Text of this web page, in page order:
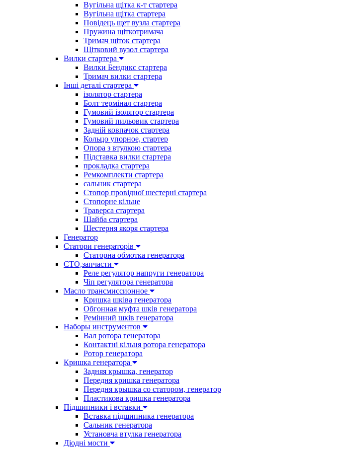
Вугільна щітка к-т стартера
Вугільна щітка стартера
Повідець щет вузла стартера
Пружина щіткотримача
Тримач щіток стартера
Щітковий вузол стартера
Вилки стартера
Вилки Бендикс стартера
Тримач вилки стартера
Інші деталі стартера
ізолятор стартера
Болт термінал стартера
Гумовий ізолятор стартера
Гумовий пильовик стартера
Задній ковпачок стартера
Кольцо упорное, стартер
Опора з втулкою стартера
Підставка вилки стартера
прокладка стартера
Ремкомплекти стартера
сальник стартера
Стопор провідної шестерні стартера
Стопорне кільце
Траверса стартера
Шайба стартера
Шестерня якоря стартера
Генератор
Cтатори генераторів
Статорна обмотка генератора
СТО,запчасти
Реле регулятор напруги генератора
Чіп регулятора генератора
Масло трансмиссионное
Кришка шківа генератора
Обгонная муфта шків генератора
Ремінний шків генератора
Наборы инструментов
Вал ротора генератора
Контактні кільця ротора генератора
Ротор генератора
Кришка генератора
Задняя крышка, генератор
Передня кришка генератора
Передня крышка со статором, генератор
Пластикова кришка генератора
Підшипники і вставки
Вставка підшипника генератора
Сальник генератора
Установча втулка генератора
Діодні мости